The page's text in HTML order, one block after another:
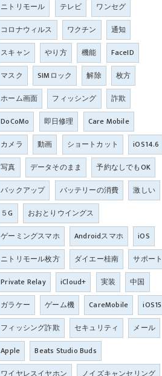
ニトリモール
テレビ
ワンセグ
コロナウィルス
ワクチン
通知
スキャン
やり方 機能
FaceID
マスク
SIMロック 解除
枚方
ホーム画面
フィッシング
詐欺
DoCoMo
即日修理
Care Mobile
カメラ
動画 ショートカット
iOS14.6
写真
データそのまま
予約なしでもOK
バックアップ
バッテリーの消費
激しい
５G
おおとりウイングス
ゲーミングスマホ
Androidスマホ
iOS
ニトリモール枚方
ダイエー桂南
サポート
Private Relay
iCloud+ 実装
中国
ガラケー
ゲーム機 CareMobile
iOS15
フィッシング詐欺
セキュリティ
メール
Apple
Beats Studio Buds
ワイヤレスイヤホン
ノイズキャンセリング